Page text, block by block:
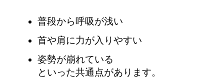
普段から呼吸が浅い
首や肩に力が入りやすい
姿勢が崩れている
といった共通点があります。